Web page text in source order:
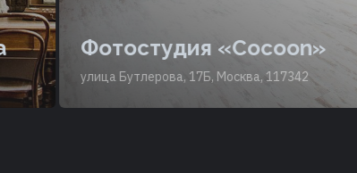
Фотостудия «Cocoon»
улица Бутлерова, 17Б, Москва, 117342